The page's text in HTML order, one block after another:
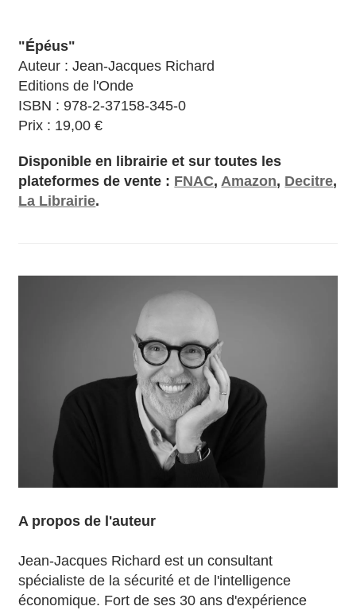
"Épéus"
Auteur : Jean-Jacques Richard
Editions de l'Onde
ISBN : 978-2-37158-345-0
Prix : 19,00 €
Disponible en librairie et sur toutes les
plateformes de vente : FNAC,Amazon, Decitre,
La Librairie.
A propos de l'auteur
Jean-Jacques Richard est un consultant
spécialiste de la sécurité et de l'intelligence
économique. Fort de ses 30 ans d'expérience